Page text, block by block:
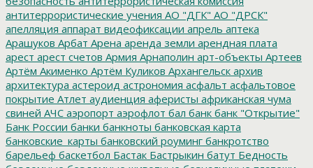
антитеррористические учения АО "ДГК" АО "ДРСК"
апелляция аппарат видеофиксации апрель аптека
Арашуков Арбат Арена аренда земли арендная плата
арест арест счетов Армия Арнаполин арт-объекты Артеев
Артём Акименко Артём Куликов Архангельск архив
архитектура астероид астрономия асфальт асфальтовое
покрытие Атлет аудиенция аферисты африканская чума
свиней АЧС аэропорт аэрофлот бал банк банк "Открытие"
Банк России банки банкноты банковская карта
банковские_карты банковский роуминг банкротство
барельеф баскетбол Бастак Бастрыкин батут Бедность